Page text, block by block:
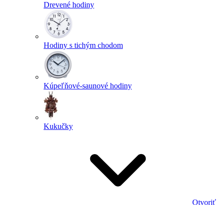
Drevené hodiny
Hodiny s tichým chodom
Kúpeľňové-saunové hodiny
Kukučky
Otvoriť